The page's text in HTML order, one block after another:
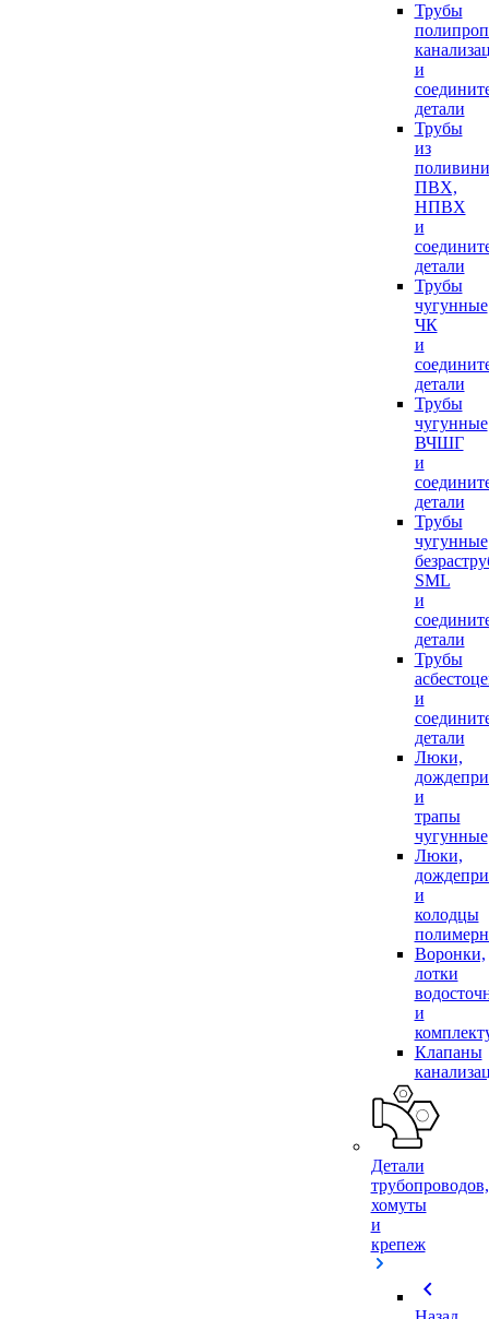
Трубы
и
детали
Трубы
из
ПВХ,
НПВХ
и
детали
Трубы
чугунные
ЧК
и
детали
Трубы
чугунные
ВЧШГ
и
детали
Трубы
чугунные
SML
и
детали
Трубы
и
детали
Люки,
и
трапы
чугунные
Люки,
и
колодцы
Воронки,
лотки
и
Клапаны
Детали
трубопроводов,
хомуты
и
крепеж
chevron_left